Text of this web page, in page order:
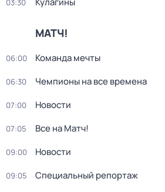
03:30
МАТЧ!
06:00 Команда мечты
06:30 Чемпионы на все времена
07:00 Новости
07:05 Все на Матч!
09:00 Новости
09:05 Специальный репортаж